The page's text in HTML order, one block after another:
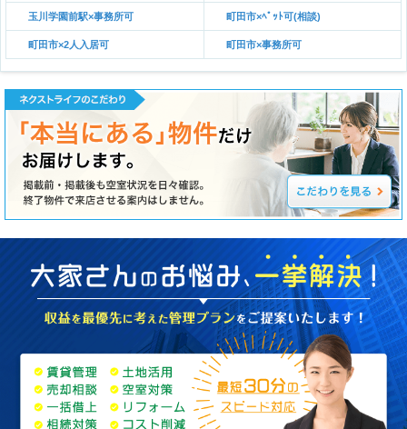
玉川学園前駅×事務所可 町田市×ﾍﾟｯﾄ可(相談)
町田市×2人入居可 町田市×事務所可